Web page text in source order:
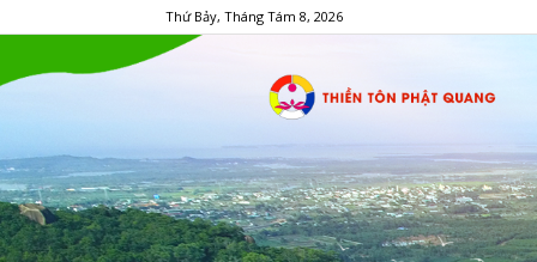
Thứ Bảy, Tháng Tám 8, 2026